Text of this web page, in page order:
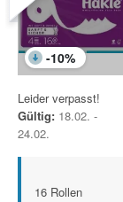
-10%
Leider verpasst!
Gültig: 18.02. -
24.02.
16 Rollen